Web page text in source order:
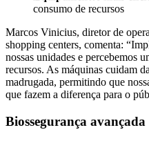
consumo de recursos
Marcos Vinicius, diretor de
shopping centers, comenta:
nossas unidades e percebemos
recursos. As máquinas cuidam
madrugada, permitindo que
que fazem a diferença para o
Biossegurança avançada